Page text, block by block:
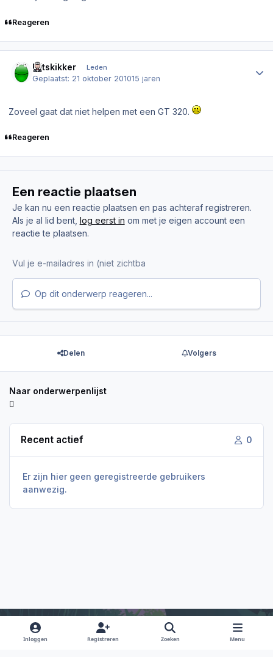
Reageren
Flitskikker Leden
Geplaatst: 21 oktober 201015 jaren
Zoveel gaat dat niet helpen met een GT 320.
Reageren
Een reactie plaatsen
Je kan nu een reactie plaatsen en pas achteraf registreren.
Als je al lid bent, log eerst in om met je eigen account een
reactie te plaatsen.
Op dit onderwerp reageren...
Delen Volgers
Naar onderwerpenlijst
Recent actief 0
Er zijn hier geen geregistreerde gebruikers
aanwezig.
Light ModeDark ModeSystem Preference
Inloggen Registreren Zoeken Menu